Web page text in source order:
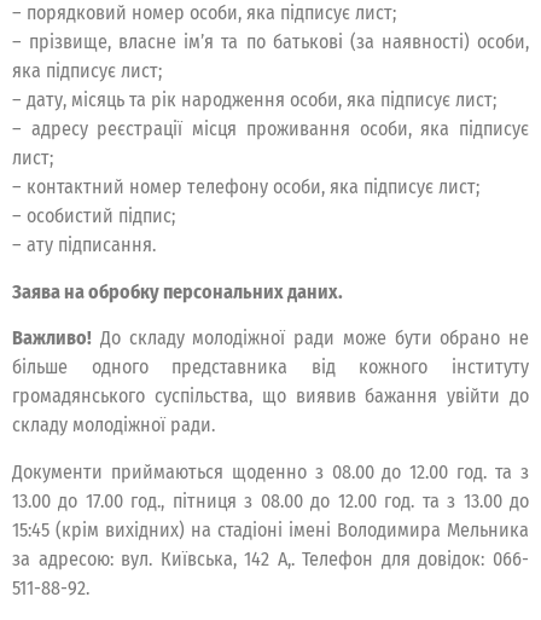
– порядковий номер особи, яка підписує лист;
– прізвище, власне ім’я та по батькові (за наявності) особи,
яка підписує лист;
– дату, місяць та рік народження особи, яка підписує лист;
– адресу реєстрації місця проживання особи, яка підписує
лист;
– контактний номер телефону особи, яка підписує лист;
– особистий підпис;
– ату підписання.
Заява на обробку персональних даних.
Важливо! До складу молодіжної ради може бути обрано не
більше одного представника від кожного інституту
громадянського суспільства, що виявив бажання увійти до
складу молодіжної ради.
Документи приймаються щоденно з 08.00 до 12.00 год. та з
13.00 до 17.00 год., пітниця з 08.00 до 12.00 год. та з 13.00 до
15:45 (крім вихідних) на стадіоні імені Володимира Мельника
за адресою: вул. Київська, 142 А,. Телефон для довідок: 066-
511-88-92.